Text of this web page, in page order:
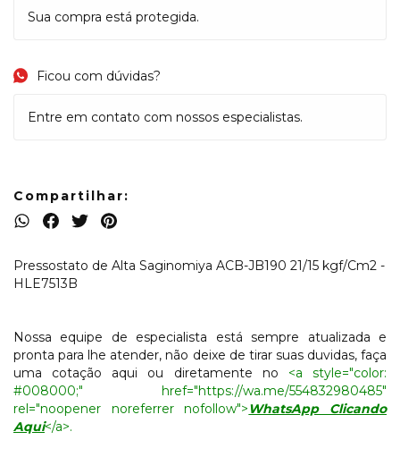
Sua compra está protegida.
Ficou com dúvidas?
Entre em contato com nossos especialistas.
Compartilhar:
Pressostato de Alta Saginomiya ACB-JB190 21/15 kgf/Cm2 -
HLE7513B
Nossa equipe de especialista está sempre atualizada e
pronta para lhe atender, não deixe de tirar suas duvidas, faça
uma cotação aqui ou diretamente no <a style="color:
#008000;" href="https://wa.me/554832980485"
rel="noopener noreferrer nofollow">WhatsApp Clicando
Aqui</a>.